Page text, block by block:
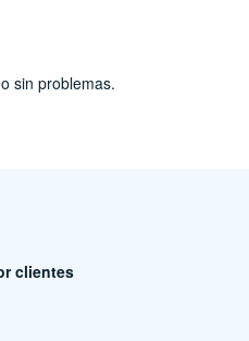
sin problemas.
clientes